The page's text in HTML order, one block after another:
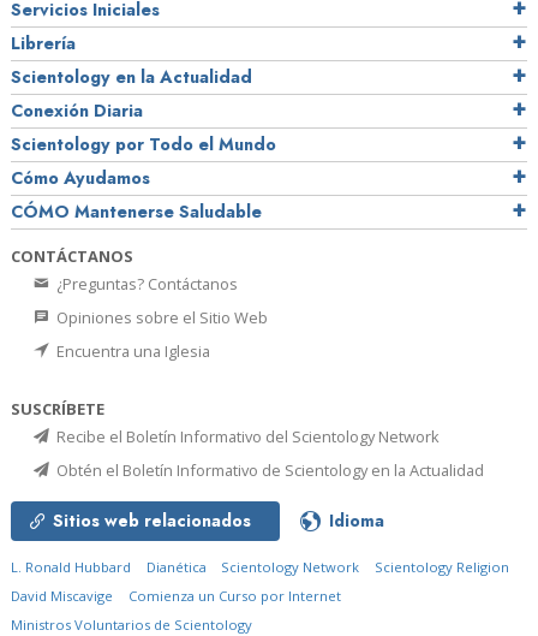
Servicios Iniciales
Librería
Scientology en la Actualidad
Conexión Diaria
Scientology por Todo el Mundo
Cómo Ayudamos
CÓMO Mantenerse Saludable
CONTÁCTANOS
¿Preguntas? Contáctanos
Opiniones sobre el Sitio Web
Encuentra una Iglesia
SUSCRÍBETE
Recibe el Boletín Informativo del Scientology Network
Obtén el Boletín Informativo de Scientology en la Actualidad
Sitios web relacionados Idioma
L. Ronald Hubbard Dianética Scientology Network
Scientology Religion
David Miscavige
Comienza un Curso por Internet
Ministros Voluntarios de Scientology